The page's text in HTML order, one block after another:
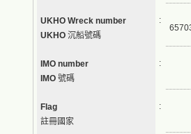
UKHO Wreck number
UKHO 沉船號碼
:
IMO number
IMO 號碼
:
Flag
註冊國家
: